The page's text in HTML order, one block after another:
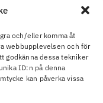
och/eller komma åt
webbupplevelsen och för
godkänna dessa tekniker
ID:n på denna
kan påverka vissa